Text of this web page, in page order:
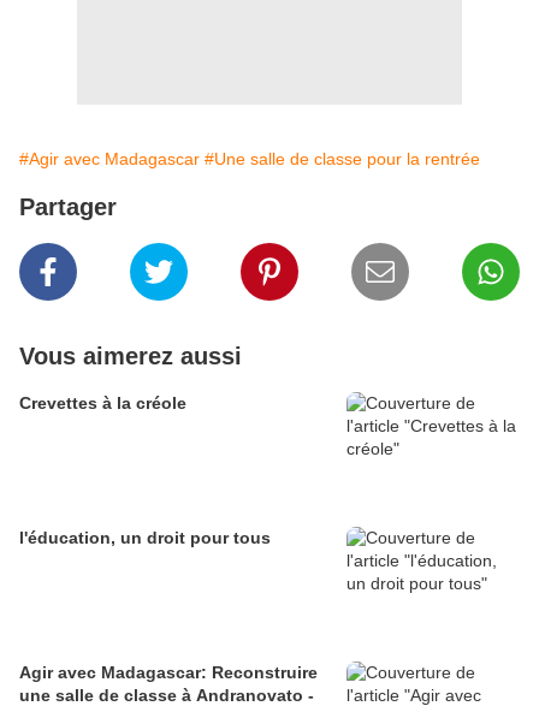
#Agir avec Madagascar #Une salle de classe pour la rentrée
Partager
Vous aimerez aussi
Crevettes à la créole
l'éducation, un droit pour tous
Agir avec Madagascar: Reconstruire
une salle de classe à Andranovato -